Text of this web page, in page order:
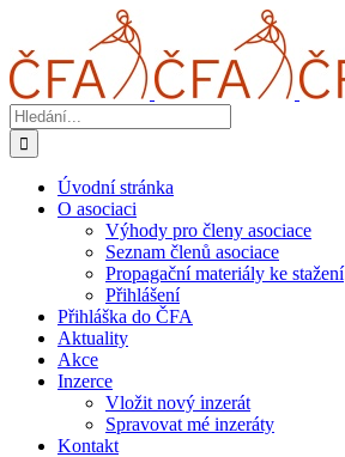
obsah
Hledat:
Úvodní stránka
O asociaci
Výhody pro členy asociace
Seznam členů asociace
Propagační materiály ke stažení
Přihlášení
Přihláška do ČFA
Aktuality
Akce
Inzerce
Vložit nový inzerát
Spravovat mé inzeráty
Kontakt